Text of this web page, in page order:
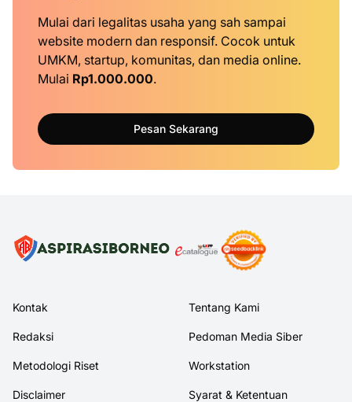
Mulai dari legalitas usaha yang sah sampai
website modern dan responsif. Cocok untuk
UMKM, startup, komunitas, dan media online.
Mulai Rp1.000.000.
Pesan Sekarang
Kontak Tentang Kami
Redaksi Pedoman Media Siber
Metodologi Riset Workstation
Disclaimer Syarat & Ketentuan